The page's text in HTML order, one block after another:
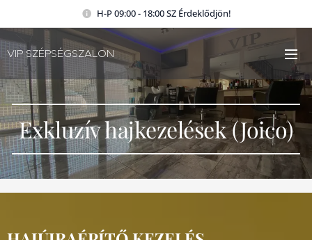
H-P 09:00 - 18:00 SZ Érdeklődjön!
VIP SZÉPSÉGSZALON
Exkluzív hajkezelések (Joico)